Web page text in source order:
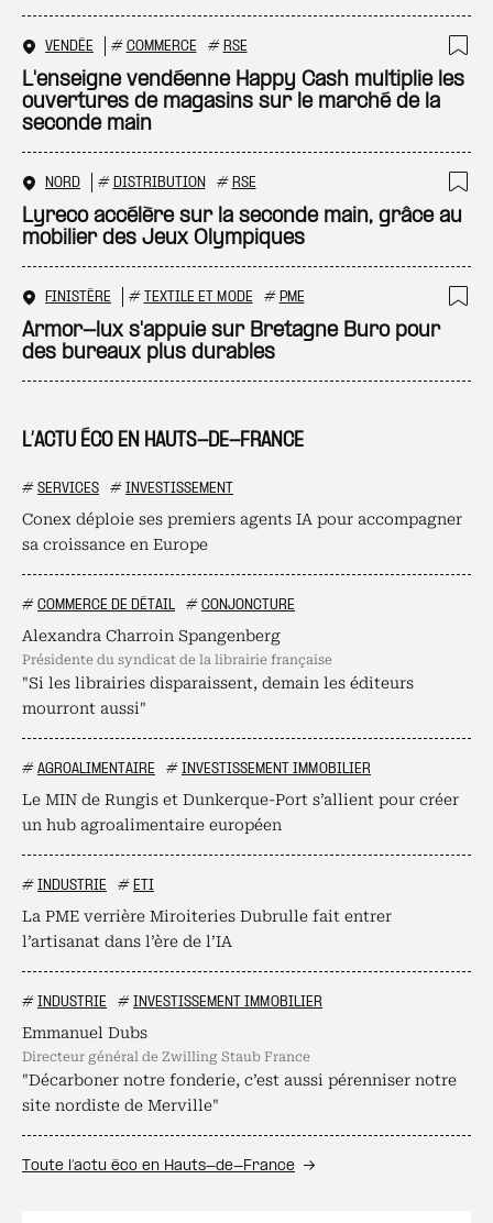
L’ACTU ÉCO EN HAUTS-DE-FRANCE
# SERVICES # INVESTISSEMENT
Conex déploie ses premiers agents IA pour accompagner
sa croissance en Europe
# COMMERCE DE DÉTAIL # CONJONCTURE
Alexandra Charroin Spangenberg
présidente du syndicat de la librairie française
"Si les librairies disparaissent, demain les éditeurs
mourront aussi"
# AGROALIMENTAIRE # INVESTISSEMENT IMMOBILIER
Le MIN de Rungis et Dunkerque-Port s’allient pour créer
un hub agroalimentaire européen
# INDUSTRIE # ETI
La PME verrière Miroiteries Dubrulle fait entrer
l’artisanat dans l’ère de l’IA
# INDUSTRIE # INVESTISSEMENT IMMOBILIER
Emmanuel Dubs
directeur général de Zwilling Staub France
"Décarboner notre fonderie, c’est aussi pérenniser notre
site nordiste de Merville"
Toute l’actu éco en Hauts-de-France
VENDÉE # COMMERCE # RSE
L'enseigne vendéenne Happy Cash multiplie les
ouvertures de magasins sur le marché de la
seconde main
NORD # DISTRIBUTION # RSE
Lyreco accélère sur la seconde main, grâce au
mobilier des Jeux Olympiques
FINISTÈRE # TEXTILE ET MODE # PME
Armor-lux s'appuie sur Bretagne Buro pour
des bureaux plus durables